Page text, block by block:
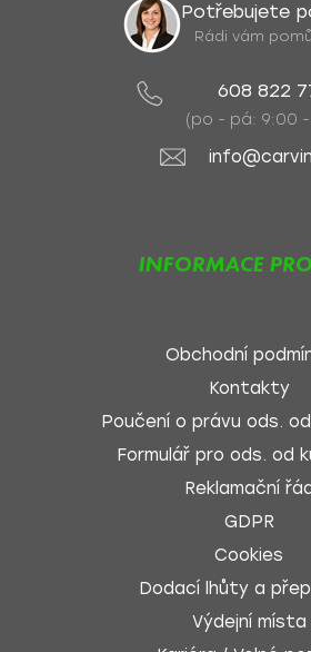
Potřebujete
Rádi vám
608 822
(po - pá: 9:00 -
INFORMACE
Obchodní
Kontakty
Poučení o právu ods.
Formulář pro ods. od
Reklamační řád
GDPR
Cookies
Dodací lhůty a
Výdejní místa